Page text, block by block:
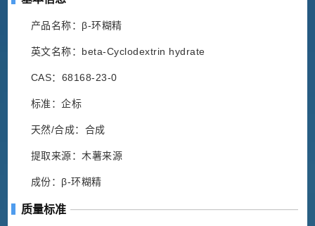
产品名称：β-环糊精
英文名称：beta-Cyclodextrin hydrate
CAS：68168-23-0
标准：企标
天然/合成：合成
提取来源：木薯来源
成份：β-环糊精
质量标准